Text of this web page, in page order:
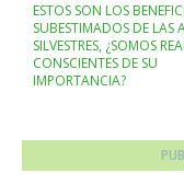
ESTOS SON LOS
SUBESTIMADOS DE LAS
SILVESTRES, ¿SOMOS
CONSCIENTES DE SU
IMPORTANCIA?